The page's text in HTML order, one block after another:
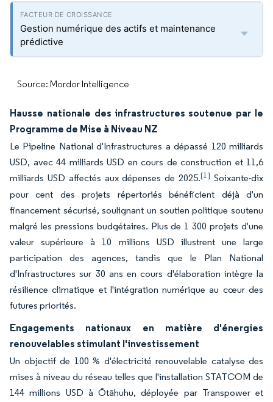
Gestion numérique des actifs et maintenance
prédictive
Source: Mordor Intelligence
Hausse nationale des infrastructures soutenue par le
Programme de Mise à Niveau NZ
Le Pipeline National d'Infrastructures a dépassé 120 milliards
USD, avec 44 milliards USD en cours de construction et 11,6
milliards USD affectés aux dépenses de 2025.[1] Soixante-dix
pour cent des projets répertoriés bénéficient déjà d'un
financement sécurisé, soulignant un soutien politique soutenu
malgré les pressions budgétaires. Plus de 1 300 projets d'une
valeur supérieure à 10 millions USD illustrent une large
participation des agences, tandis que le Plan National
d'Infrastructures sur 30 ans en cours d'élaboration intègre la
résilience climatique et l'intégration numérique au cœur des
futures priorités.
Engagements nationaux en matière d'énergies
renouvelables stimulant l'investissement
Un objectif de 100 % d'électricité renouvelable catalyse des
mises à niveau du réseau telles que l'installation STATCOM de
144 millions USD à Ōtāhuhu, déployée par Transpower et